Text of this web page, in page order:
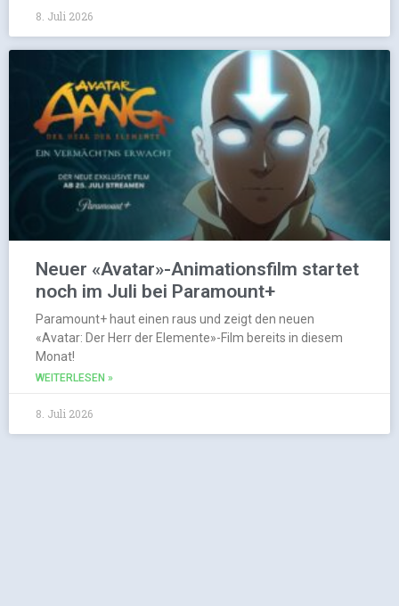
8. Juli 2026
Neuer «Avatar»-Animationsfilm startet
noch im Juli bei Paramount+
Paramount+ haut einen raus und zeigt den neuen
«Avatar: Der Herr der Elemente»-Film bereits in diesem
Monat!
WEITERLESEN »
8. Juli 2026